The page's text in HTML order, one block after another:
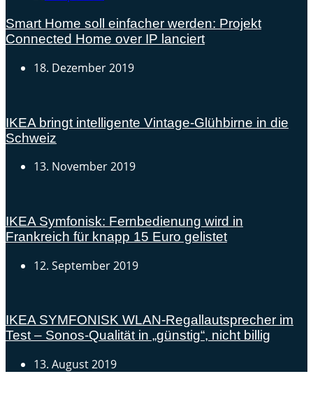
Smart Home soll einfacher werden: Projekt
Connected Home over IP lanciert
18. Dezember 2019
IKEA bringt intelligente Vintage-Glühbirne in die
Schweiz
13. November 2019
IKEA Symfonisk: Fernbedienung wird in
Frankreich für knapp 15 Euro gelistet
12. September 2019
IKEA SYMFONISK WLAN-Regallautsprecher im
Test – Sonos-Qualität in „günstig“, nicht billig
13. August 2019